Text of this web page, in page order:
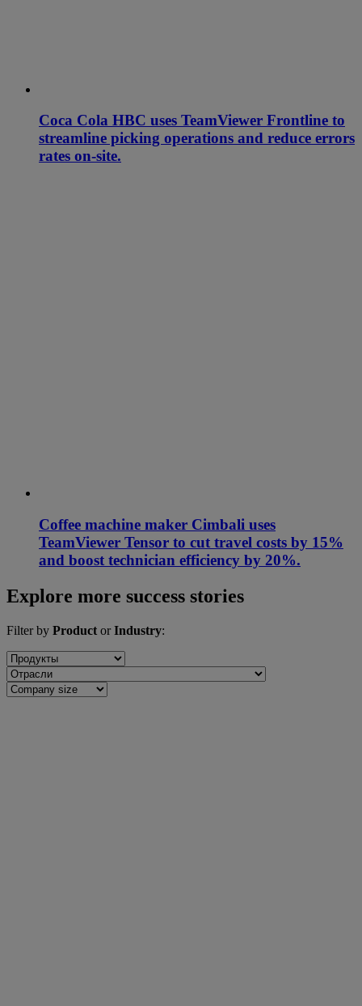
Coca Cola HBC uses TeamViewer Frontline to
streamline picking operations and reduce errors
rates on-site.
Coffee machine maker Cimbali uses
TeamViewer Tensor to cut travel costs by 15%
and boost technician efficiency by 20%.
Explore more success stories
Filter by Product orIndustry: